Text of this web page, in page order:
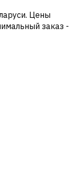
Цены
заказ -